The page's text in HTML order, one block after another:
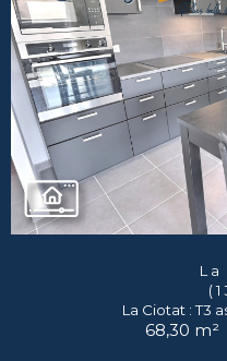
La Ciotat : T3
68,30 m²